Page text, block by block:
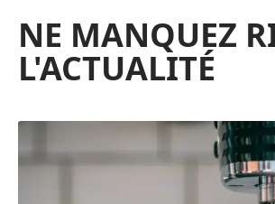
NE MANQUEZ
L'ACTUALITÉ